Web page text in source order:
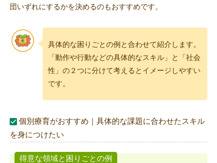
団いずれにするかを決めるのもおすすめです。
具体的な困りごとの例と合わせて紹介します。
「動作や行動などの具体的なスキル」と「社会
性」の２つに分けて考えるとイメージしやすい
です。
個別療育がおすすめ｜具体的な課題に合わせたスキル
を身につけたい
得意な領域と困りごとの例